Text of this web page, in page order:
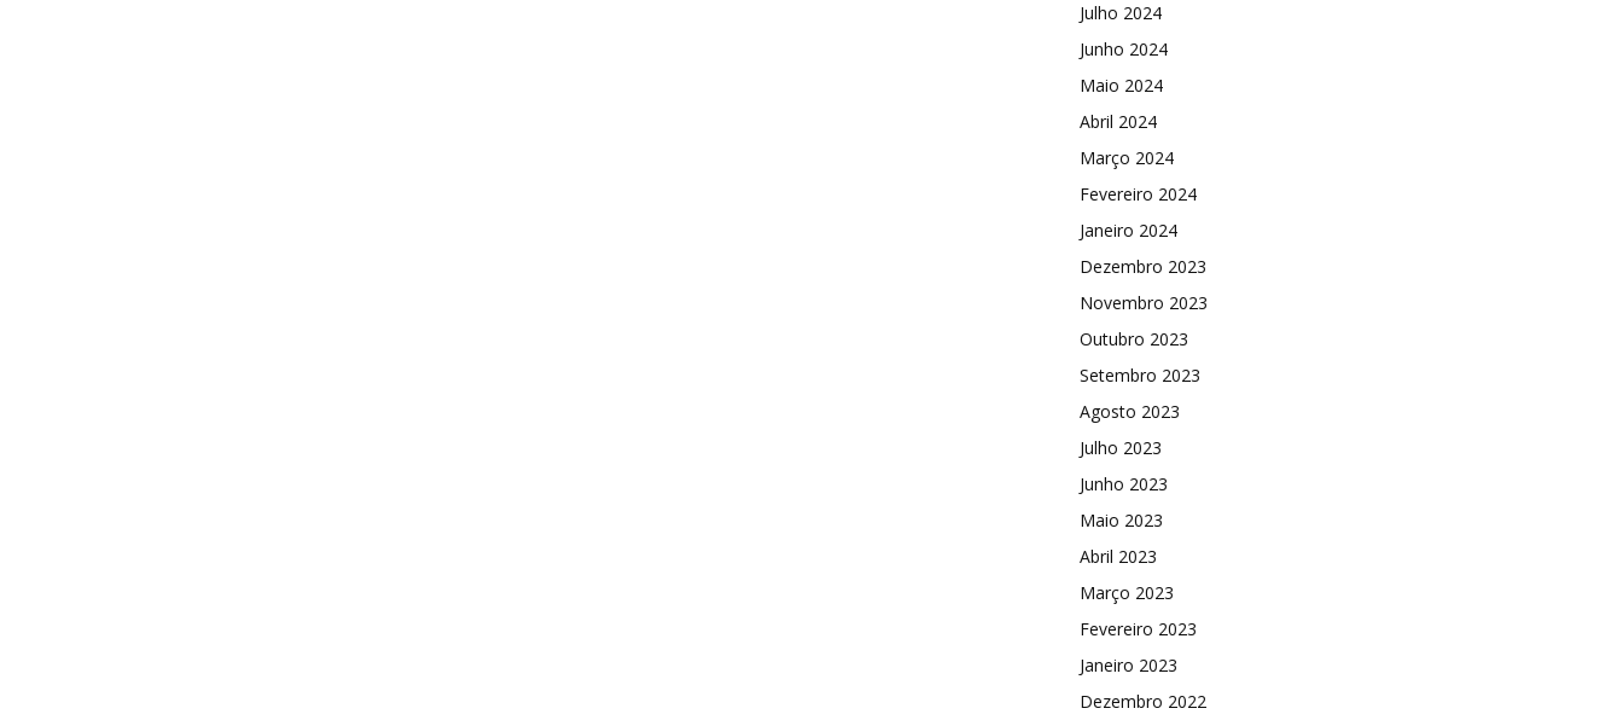
Julho 2024
Junho 2024
Maio 2024
Abril 2024
Março 2024
Fevereiro 2024
Janeiro 2024
Dezembro 2023
Novembro 2023
Outubro 2023
Setembro 2023
Agosto 2023
Julho 2023
Junho 2023
Maio 2023
Abril 2023
Março 2023
Fevereiro 2023
Janeiro 2023
Dezembro 2022